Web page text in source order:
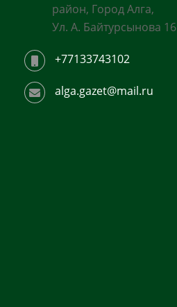
район, Город Алга,
Ул. А. Байтурсынова 16
+77133743102
alga.gazet@mail.ru